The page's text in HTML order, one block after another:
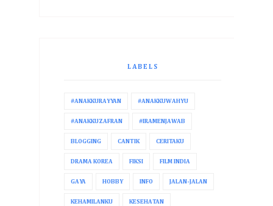
LABELS
#ANAKKURAYYAN #ANAKKUWAHYU
#ANAKKUZAFRAN #IRAMENJAWAB
BLOGGING CANTIK CERITAKU
DRAMA KOREA FIKSI FILM INDIA
GAYA HOBBY INFO JALAN-JALAN
KEHAMILANKU KESEHATAN